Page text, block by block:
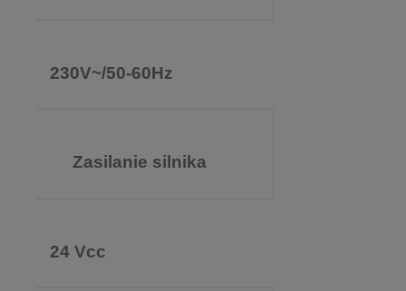
230V~/50-60Hz
Zasilanie silnika
24 Vcc